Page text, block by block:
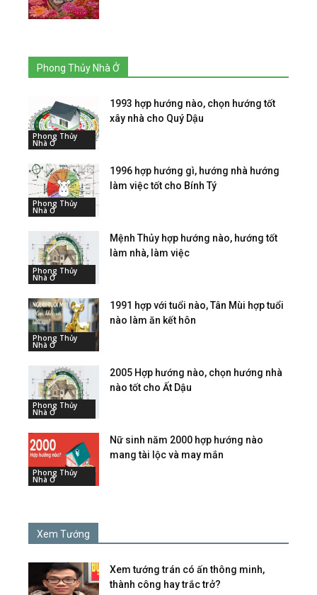
Phong Thủy Nhà Ở
Phong Thủy
Nhà Ở
1993 hợp hướng nào, chọn hướng tốt
xây nhà cho Quý Dậu
Phong Thủy
Nhà Ở
1996 hợp hướng gì, hướng nhà hướng
làm việc tốt cho Bính Tý
Phong Thủy
Nhà Ở
Mệnh Thủy hợp hướng nào, hướng tốt
làm nhà, làm việc
Phong Thủy
Nhà Ở
1991 hợp với tuổi nào, Tân Mùi hợp tuổi
nào làm ăn kết hôn
Phong Thủy
Nhà Ở
2005 Hợp hướng nào, chọn hướng nhà
nào tốt cho Ất Dậu
Phong Thủy
Nhà Ở
Nữ sinh năm 2000 hợp hướng nào
mang tài lộc và may mắn
Xem Tướng
Xem tướng trán có ấn thông minh,
thành công hay trắc trở?